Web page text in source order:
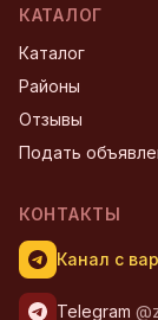
КАТАЛОГ
Каталог
Районы
Отзывы
Подать
КОНТАКТЫ
Канал с
Telegram